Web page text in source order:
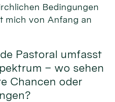
Bedingungen
mich von Anfang an
Pastoral umfasst
– wo sehen
Chancen oder